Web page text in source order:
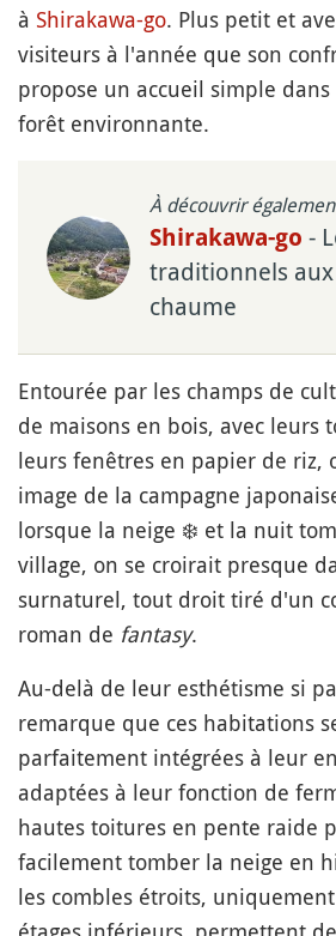
à Shirakawa-go. Plus petit et
visiteurs à l'année que son
propose un accueil simple
forêt environnante.
À découvrir
Shirakawa-go -
traditionnels
chaume
Entourée par les champs de
de maisons en bois, avec leurs
leurs fenêtres en papier de riz,
image de la campagne
lorsque la neige ❄️ et la nuit
village, on se croirait presque
surnaturel, tout droit tiré d'un
roman de fantasy.
Au-delà de leur esthétisme si
remarque que ces habitations
parfaitement intégrées à leur
adaptées à leur fonction de
hautes toitures en pente raide
facilement tomber la neige en
les combles étroits,